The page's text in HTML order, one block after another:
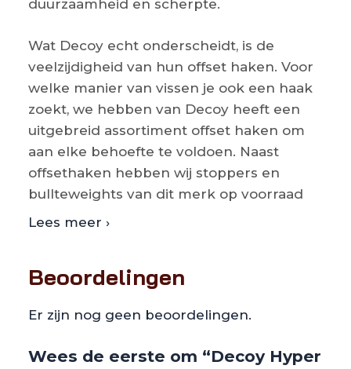
duurzaamheid en scherpte.
Wat Decoy echt onderscheidt, is de
veelzijdigheid van hun offset haken. Voor
welke manier van vissen je ook een haak
zoekt, we hebben van Decoy heeft een
uitgebreid assortiment offset haken om
aan elke behoefte te voldoen. Naast
offsethaken hebben wij stoppers en
bullteweights van dit merk op voorraad
Lees meer ›
Beoordelingen
Er zijn nog geen beoordelingen.
Wees de eerste om “Decoy Hyper